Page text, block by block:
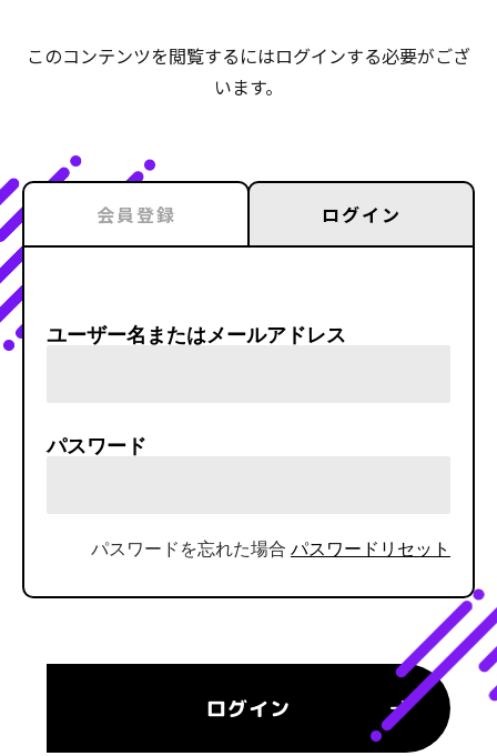
このコンテンツを閲覧するにはログインする必要がござ
います。
会員登録 ログイン
ユーザー名またはメールアドレス
パスワード
パスワードを忘れた場合 パスワードリセット